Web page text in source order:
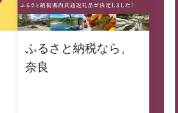
ふるさと納税なら、
奈良